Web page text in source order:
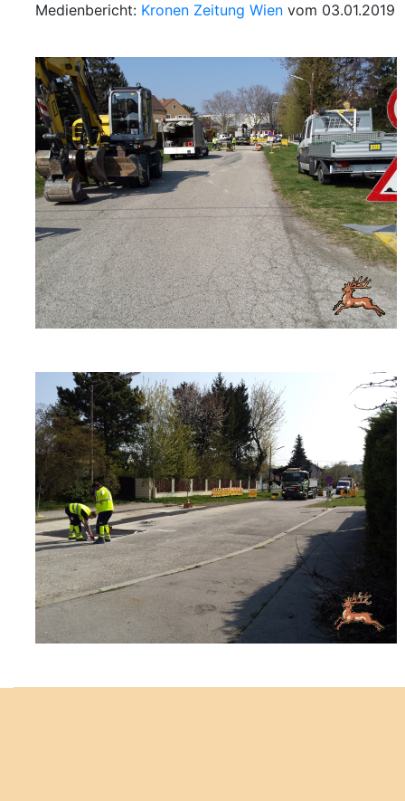
Medienbericht: Kronen Zeitung Wien vom 03.01.2019